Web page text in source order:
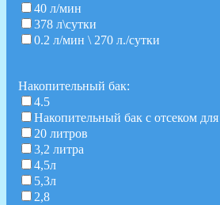
40 л/мин
378 л\сутки
0.2 л/мин \ 270 л./сутки
Накопительный бак:
4.5
Накопительный бак с отсеком
20 литров
3,2 литра
4,5л
5,3л
2,8